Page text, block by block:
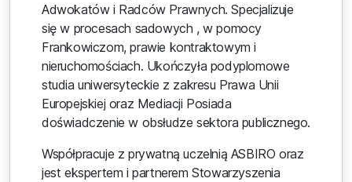
Adwokatów i Radców Prawnych. Specjalizuje
się w procesach sadowych , w pomocy
Frankowiczom, prawie kontraktowym i
nieruchomościach. Ukończyła podyplomowe
studia uniwersyteckie z zakresu Prawa Unii
Europejskiej oraz Mediacji Posiada
doświadczenie w obsłudze sektora publicznego.
Współpracuje z prywatną uczelnią ASBIRO oraz
jest ekspertem i partnerem Stowarzyszenia